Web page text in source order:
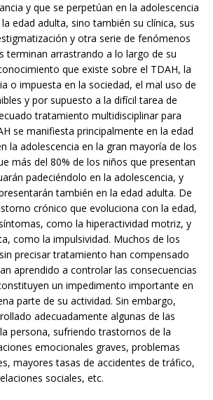
y que se perpetúan en la adolescencia
edad adulta, sino también su clínica, sus
y otra serie de fenómenos
terminan arrastrando a lo largo de su
que existe sobre el TDAH, la
o impuesta en la sociedad, el mal uso de
y por supuesto a la difícil tarea de
tratamiento multidisciplinar para
se manifiesta principalmente en la edad
la adolescencia en la gran mayoría de los
más del 80% de los niños que presentan
padeciéndolo en la adolescencia, y
también en la edad adulta. De
crónico que evoluciona con la edad,
como la hiperactividad motriz, y
como la impulsividad. Muchos de los
precisar tratamiento han compensado
aprendido a controlar las consecuencias
un impedimento importante en
parte de su actividad. Sin embargo,
adecuadamente algunas de las
persona, sufriendo trastornos de la
emocionales graves, problemas
mayores tasas de accidentes de tráfico,
sociales, etc.